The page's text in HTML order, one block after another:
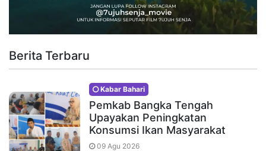
Berita Terbaru
Kabar Bahari
Pemkab Bangka Tengah
Upayakan Peningkatan
Konsumsi Ikan Masyarakat
09 Agu 2026